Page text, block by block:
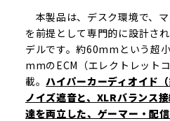
本製品は、デスク環境で、
を前提として専門的に設計さ
デルです。約60mmという超
mmのECM（エレクトレット
載。ハイパーカーディオイド
ノイズ遮音と、XLRバランス
達を両立した、ゲーマー・配